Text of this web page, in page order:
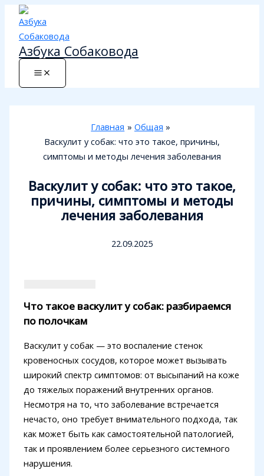
Перейти
содержимому
Азбука Собаковода
Главная
Общая
Васкулит у собак: что это такое, причины,
симптомы и методы лечения заболевания
Васкулит у собак: что это такое,
причины, симптомы и методы
лечения заболевания
22.09.2025
Что такое васкулит у собак: разбираемся
по полочкам
Васкулит у собак — это воспаление стенок
кровеносных сосудов, которое может вызывать
широкий спектр симптомов: от высыпаний на коже
до тяжелых поражений внутренних органов.
Несмотря на то, что заболевание встречается
нечасто, оно требует внимательного подхода, так
как может быть как самостоятельной патологией,
так и проявлением более серьезного системного
нарушения.